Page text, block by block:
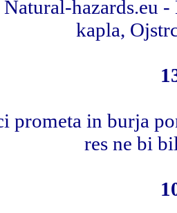
Natural-hazards.eu
kapla,
prometa in burja
res ne bi